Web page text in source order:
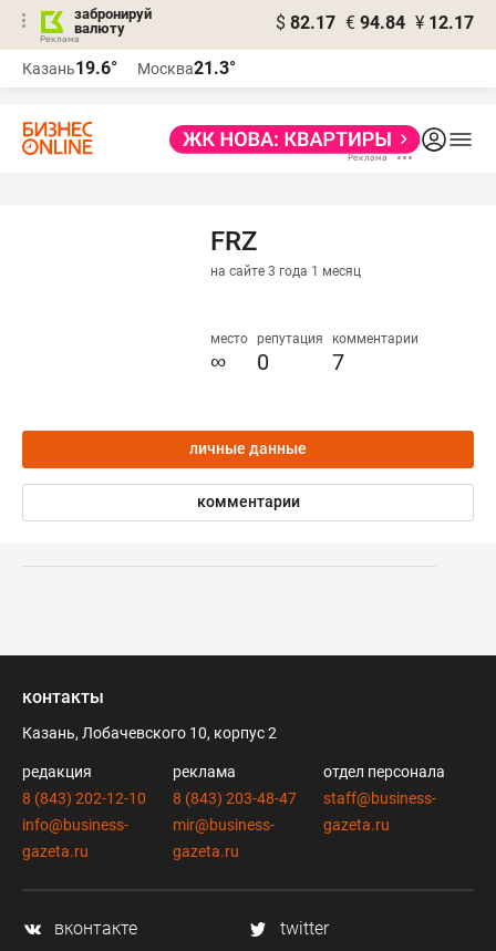
забронируй
валюту
$ 82.17 € 94.84 ¥ 12.17
Казань19.6° Москва21.3°
FRZ
на сайте 3 года 1 месяц
место
∞
репутация
0
комментарии
7
личные данные
комментарии
контакты
Казань, Лобачевского 10, корпус 2
редакция
8 (843) 202-12-10
info@business-
gazeta.ru
реклама
8 (843) 203-48-47
mir@business-
gazeta.ru
отдел персонала
staff@business-
gazeta.ru
вконтакте
twitter